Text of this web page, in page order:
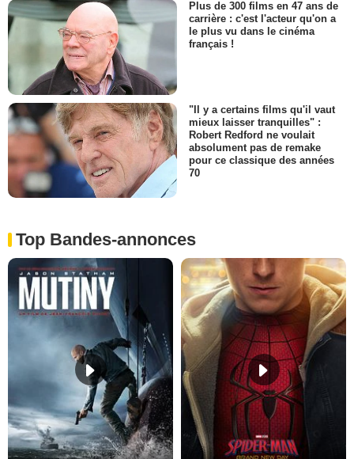
Plus de 300 films en 47 ans de
carrière : c'est l'acteur qu'on a
le plus vu dans le cinéma
français !
"Il y a certains films qu'il vaut
mieux laisser tranquilles" :
Robert Redford ne voulait
absolument pas de remake
pour ce classique des années
70
Top Bandes-annonces